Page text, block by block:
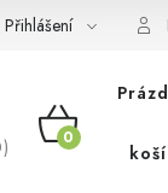
Přihlášení
NÁKUPNÍ